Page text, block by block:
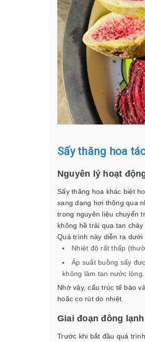
Sấy thăng hoa
Nguyên lý hoạt
Sấy thăng hoa khác biệt
sang dạng hơi thông qua
trong nguyên liệu chuyển
không hề trải qua tan
Quá trình này diễn ra dưới
Nhiệt độ rất thấp
Áp suất buồng sấy
không làm tan nước lỏng.
Nhờ vậy, cấu trúc tế bào
hoặc co rút do nhiệt.
Giai đoạn đông
Trước khi bắt đầu quá